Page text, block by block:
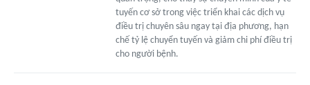
tuyến cơ sở trong việc triển khai các dịch vụ
điều trị chuyên sâu ngay tại địa phương, hạn
chế tỷ lệ chuyển tuyến và giảm chi phí điều trị
cho người bệnh.